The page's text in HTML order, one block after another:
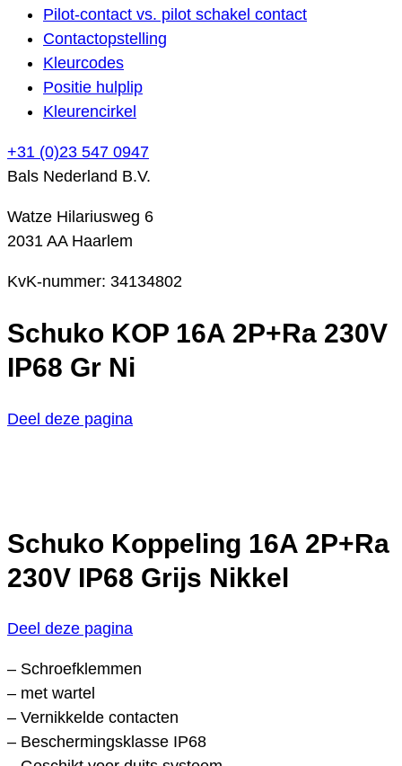
Pilot-contact vs. pilot schakel contact
Contactopstelling
Kleurcodes
Positie hulplip
Kleurencirkel
+31 (0)23 547 0947
Bals Nederland B.V.
Watze Hilariusweg 6
2031 AA Haarlem
KvK-nummer: 34134802
Schuko KOP 16A 2P+Ra 230V
IP68 Gr Ni
Deel deze pagina
Schuko Koppeling 16A 2P+Ra
230V IP68 Grijs Nikkel
Deel deze pagina
– Schroefklemmen
– met wartel
– Vernikkelde contacten
– Beschermingsklasse IP68